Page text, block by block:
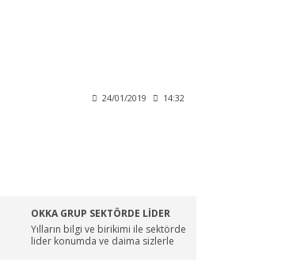
24/01/2019 14:32
OKKA GRUP SEKTÖRDE LİDER
Yılların bilgi ve birikimi ile sektörde
lider konumda ve daima sizlerle